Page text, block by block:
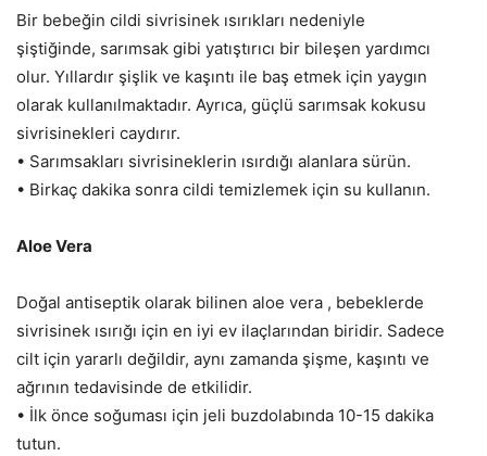
Bir bebeğin cildi sivrisinek ısırıkları nedeniyle
şiştiğinde, sarımsak gibi yatıştırıcı bir bileşen yardımcı
olur. Yıllardır şişlik ve kaşıntı ile baş etmek için yaygın
olarak kullanılmaktadır. Ayrıca, güçlü sarımsak kokusu
sivrisinekleri caydırır.
• Sarımsakları sivrisineklerin ısırdığı alanlara sürün.
• Birkaç dakika sonra cildi temizlemek için su kullanın.
Aloe Vera
Doğal antiseptik olarak bilinen aloe vera , bebeklerde
sivrisinek ısırığı için en iyi ev ilaçlarından biridir. Sadece
cilt için yararlı değildir, aynı zamanda şişme, kaşıntı ve
ağrının tedavisinde de etkilidir.
• İlk önce soğuması için jeli buzdolabında 10-15 dakika
tutun.